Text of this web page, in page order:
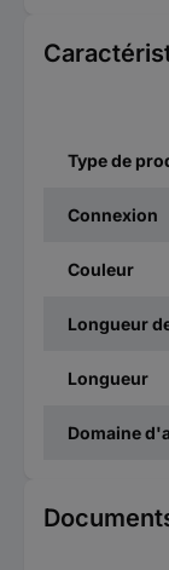
Type de
Connexion
Couleur
Longueur
Longueur
Domaine